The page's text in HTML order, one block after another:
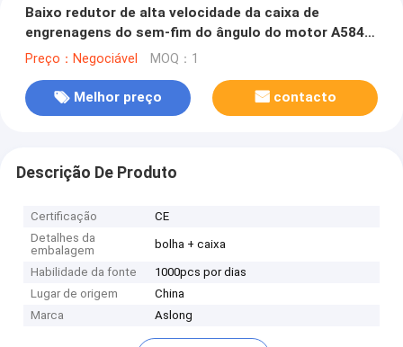
Baixo redutor de alta velocidade da caixa de
engrenagens do sem-fim do ângulo do motor A5840
Righ da engrenagem de sem-fim da C.C. do RPM 12v
Preço：Negociável MOQ：1
Melhor preço contacto
Descrição De Produto
Certificação
CE
Detalhes da
embalagem
bolha + caixa
Habilidade da fonte
1000pcs por dias
Lugar de origem
China
Marca
Aslong